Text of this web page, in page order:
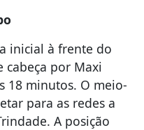
inicial à frente do
cabeça por Maxi
18 minutos. O meio-
para as redes a
A posição